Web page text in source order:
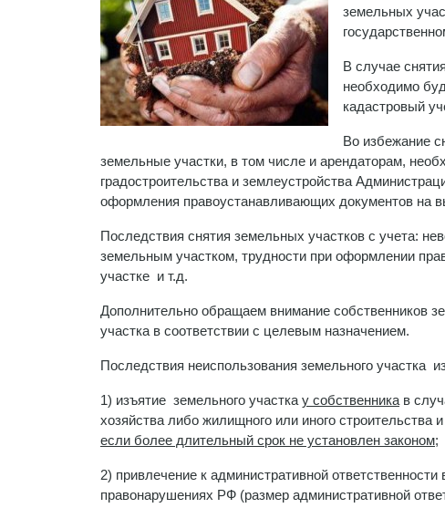
земельных
В случае
необходимо
кадастровый
Во избежание
земельные участки, в том числе и арендаторам,
градостроительства и землеустройства
оформления правоустанавливающих документов на
Последствия снятия земельных участков с учета:
земельным участком, трудности при оформлении
участке и т.д.
Дополнительно обращаем внимание собственников
участка в соответствии с целевым назначением.
Последствия неиспользования земельного участка
1) изъятие земельного участка у собственника в
хозяйства либо жилищного или иного строительства и
если более длительный срок не установлен законом;
2) привлечение к административной
правонарушениях РФ (размер административной